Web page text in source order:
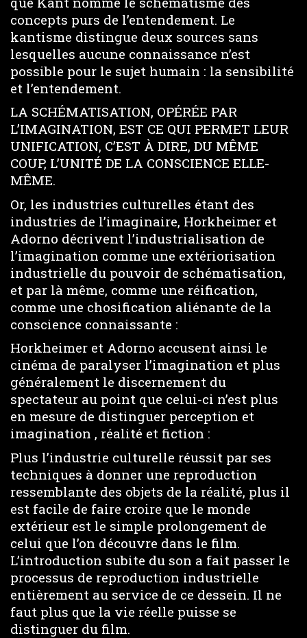
concepts purs de l’entendement. Le
kantisme distingue deux sources sans
lesquelles aucune connaissance n’est
possible pour le sujet humain : la sensibilité
et l’entendement.
LA SCHÉMATISATION, OPÉRÉE PAR
L’IMAGINATION, EST CE QUI PERMET LEUR
UNIFICATION, C’EST À DIRE, DU MÊME
COUP, L’UNITÉ DE LA CONSCIENCE ELLE-
MÊME.
Or, les industries culturelles étant des
industries de l’imaginaire, Horkheimer et
Adorno décrivent l’industrialisation de
l’imagination comme une extériorisation
industrielle du pouvoir de schématisation,
et par là même, comme une réification,
comme une chosification aliénante de la
conscience connaissante :
Horkheimer et Adorno accusent ainsi le
cinéma de paralyser l’imagination et plus
généralement le discernement du
spectateur au point que celui-ci n’est plus
en mesure de distinguer perception et
imagination , réalité et fiction :
Plus l’industrie culturelle réussit par ses
techniques à donner une reproduction
ressemblante des objets de la réalité, plus il
est facile de faire croire que le monde
extérieur est le simple prolongement de
celui que l’on découvre dans le film.
L’introduction subite du son a fait passer le
processus de reproduction industrielle
entièrement au service de ce dessein. Il ne
faut plus que la vie réelle puisse se
distinguer du film.